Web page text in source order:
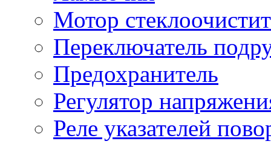
Мотор
Переключатель
Предохранитель
Регулятор
Реле указателей